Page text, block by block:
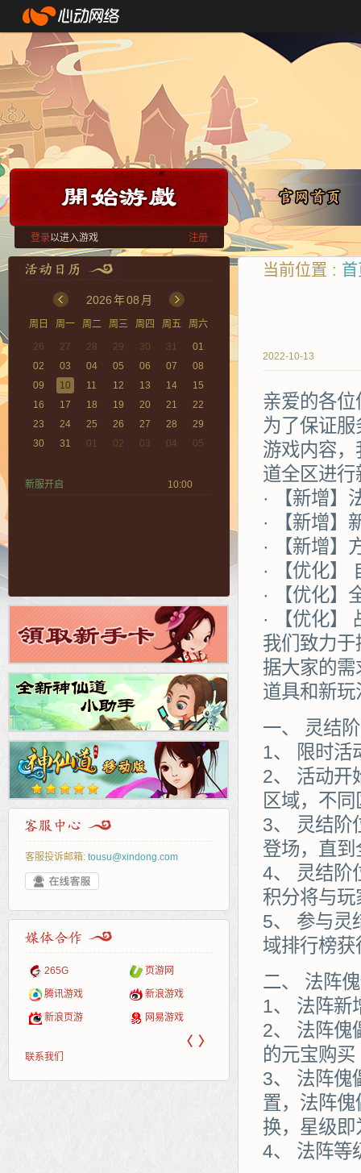
登录以进入游戏 注册
2026年08 月
周日 周一 周二 周三 周四 周五
周六
26
27 28 29 30 31
01
02
03 04 05 06 07
08
09
10 11 12 13 14
15
16
17 18 19 20 21
22
23
24 25 26 27 28
29
30
31 01 02 03 04 05
新服开启 10:00
客服投诉邮箱: tousu@xindong.com
265G 页游网
腾讯游戏 新浪游戏
新浪页游 网易游戏
多玩
中华网
Cwan
游一游
40407
5617网游网 一游网
开服网
游戏
〈 〉
联系我们
当前位置 :
2022-10-13
亲爱的各位
为了保证
游戏内容
道全区进
· 【新增】
· 【新增】
· 【新增】
· 【优化】
· 【优化】
· 【优化】
我们致力
据大家的
道具和新
一、 灵结
1、 限时活
2、 活动开
区域，不
3、 灵结阶
登场，直
4、 灵结阶
积分将与
5、 参与灵
域排行榜
二、 法阵
1、 法阵新
2、 法阵傀
的元宝购买
3、 法阵傀
置，法阵
换，星级
4、 法阵等